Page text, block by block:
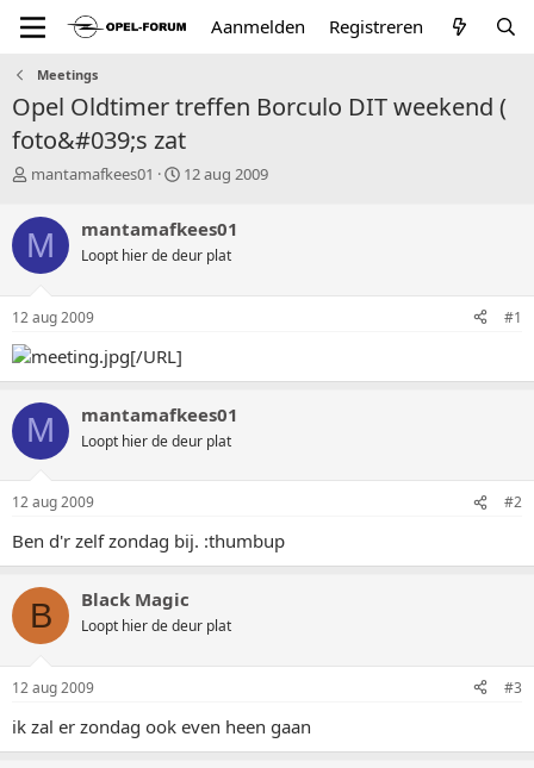
Aanmelden Registreren
Meetings
Opel Oldtimer treffen Borculo DIT weekend (
foto&#039;s zat
T
p
i
c
s
a
r
t
e
r
mantamafkees01
S
r
t
a
12 aug 2009
M mantamafkees01
Loopt hier de deur plat
12 aug 2009 #1
[/URL]
M mantamafkees01
Loopt hier de deur plat
12 aug 2009 #2
Ben d'r zelf zondag bij. :thumbup
B Black Magic
Loopt hier de deur plat
12 aug 2009 #3
ik zal er zondag ook even heen gaan